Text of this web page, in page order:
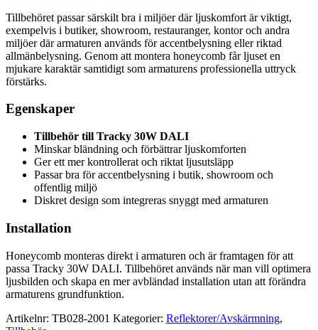
Tillbehöret passar särskilt bra i miljöer där ljuskomfort är viktigt,
exempelvis i butiker, showroom, restauranger, kontor och andra
miljöer där armaturen används för accentbelysning eller riktad
allmänbelysning. Genom att montera honeycomb får ljuset en
mjukare karaktär samtidigt som armaturens professionella uttryck
förstärks.
Egenskaper
Tillbehör till Tracky 30W DALI
Minskar bländning och förbättrar ljuskomforten
Ger ett mer kontrollerat och riktat ljusutsläpp
Passar bra för accentbelysning i butik, showroom och
offentlig miljö
Diskret design som integreras snyggt med armaturen
Installation
Honeycomb monteras direkt i armaturen och är framtagen för att
passa Tracky 30W DALI. Tillbehöret används när man vill optimera
ljusbilden och skapa en mer avbländad installation utan att förändra
armaturens grundfunktion.
Artikelnr: TB028-2001 Kategorier: Reflektorer/Avskärmning,